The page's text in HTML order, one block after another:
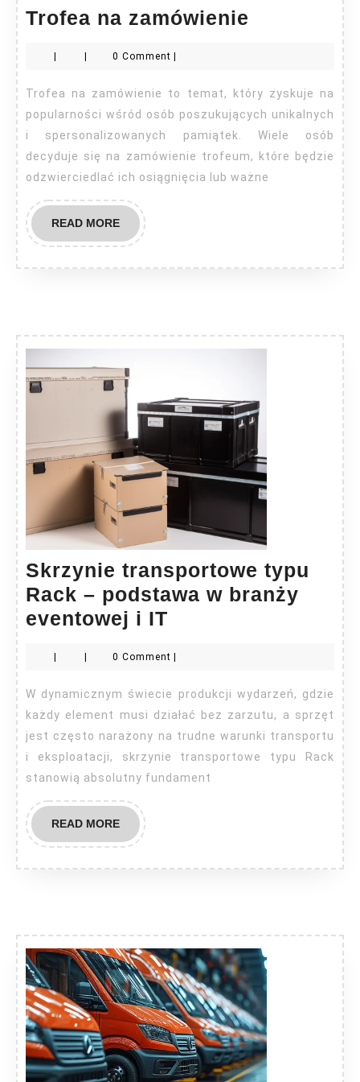
Trofea na zamówienie
0 Comment
Trofea na zamówienie to temat, który zyskuje na
popularności wśród osób poszukujących unikalnych
i spersonalizowanych pamiątek. Wiele osób
decyduje się na zamówienie trofeum, które będzie
odzwierciedlać ich osiągnięcia lub ważne
READ MOREREAD
MORE
Skrzynie transportowe typu
Rack – podstawa w branży
eventowej i IT
typu
Rack
–
podstawa
w
branży
| | 0 Comment |
W dynamicznym świecie produkcji wydarzeń, gdzie
każdy element musi działać bez zarzutu, a sprzęt
jest często narażony na trudne warunki transportu
i eksploatacji, skrzynie transportowe typu Rack
stanowią absolutny fundament
READ MOREREAD
MORE